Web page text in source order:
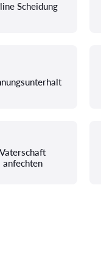
Scheidung
Vaterschaft
anfechten